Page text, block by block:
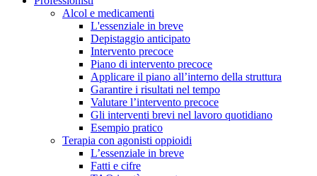
Alcol e medicamenti
L'essenziale in breve
Depistaggio anticipato
Intervento precoce
Piano di intervento precoce
Applicare il piano all’interno della struttura
Garantire i risultati nel tempo
Valutare l’intervento precoce
Gli interventi brevi nel lavoro quotidiano
Esempio pratico
Terapia con agonisti oppioidi
L’essenziale in breve
Fatti e cifre